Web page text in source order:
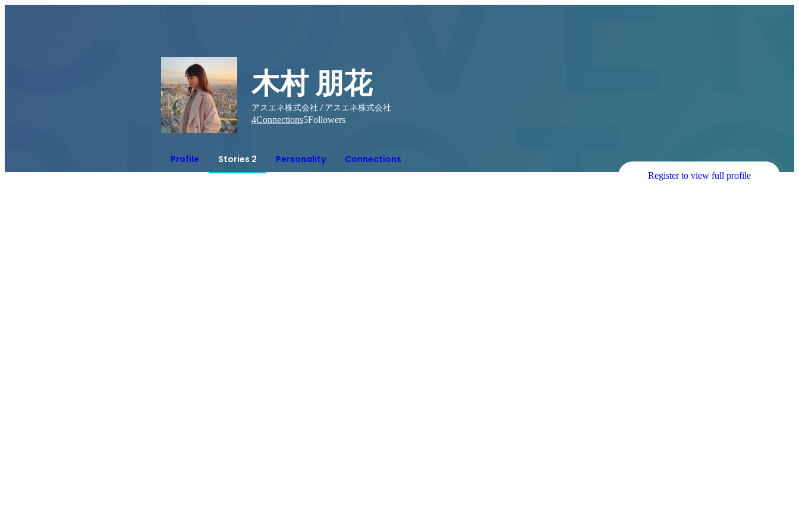
木村 朋花
アスエネ株式会社 / アスエネ株式会社
4Connections5Followers
Profile Stories 2 Personality Connections
Register to view full profile